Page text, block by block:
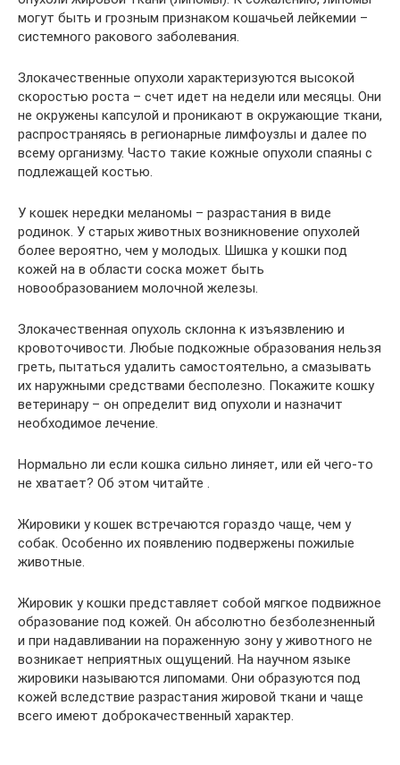
могут быть и грозным признаком кошачьей лейкемии –
системного ракового заболевания.
Злокачественные опухоли характеризуются высокой
скоростью роста – счет идет на недели или месяцы. Они
не окружены капсулой и проникают в окружающие ткани,
распространяясь в регионарные лимфоузлы и далее по
всему организму. Часто такие кожные опухоли спаяны с
подлежащей костью.
У кошек нередки меланомы – разрастания в виде
родинок. У старых животных возникновение опухолей
более вероятно, чем у молодых. Шишка у кошки под
кожей на в области соска может быть
новообразованием молочной железы.
Злокачественная опухоль склонна к изъязвлению и
кровоточивости. Любые подкожные образования нельзя
греть, пытаться удалить самостоятельно, а смазывать
их наружными средствами бесполезно. Покажите кошку
ветеринару – он определит вид опухоли и назначит
необходимое лечение.
Нормально ли если кошка сильно линяет, или ей чего-то
не хватает? Об этом читайте .
Жировики у кошек встречаются гораздо чаще, чем у
собак. Особенно их появлению подвержены пожилые
животные.
Жировик у кошки представляет собой мягкое подвижное
образование под кожей. Он абсолютно безболезненный
и при надавливании на пораженную зону у животного не
возникает неприятных ощущений. На научном языке
жировики называются липомами. Они образуются под
кожей вследствие разрастания жировой ткани и чаще
всего имеют доброкачественный характер.